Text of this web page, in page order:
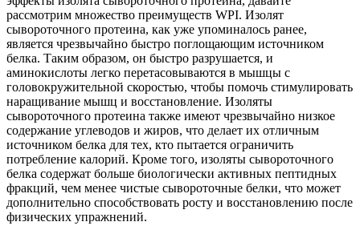
рассмотрим множество преимуществ WPI. Изолят
сывороточного протеина, как уже упоминалось ранее,
является чрезвычайно быстро поглощающим источником
белка. Таким образом, он быстро разрушается, и
аминокислоты легко перетасовываются в мышцы с
головокружительной скоростью, чтобы помочь стимулировать
наращивание мышц и восстановление. Изоляты
сывороточного протеина также имеют чрезвычайно низкое
содержание углеводов и жиров, что делает их отличным
источником белка для тех, кто пытается ограничить
потребление калорий. Кроме того, изоляты сывороточного
белка содержат больше биологически активных пептидных
фракций, чем менее чистые сывороточные белки, что может
дополнительно способствовать росту и восстановлению после
физических упражнений.